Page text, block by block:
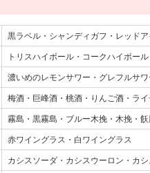
黒ラベル・シャンディガフ・レッド
トリスハイボール・コークハイボー
濃いめのレモンサワー・グレフルサ
梅酒・巨峰酒・桃酒・りんご酒・ラ
霧島・黒霧島・ブルー木挽・木挽・
赤ワイングラス・白ワイングラス
カシスソーダ・カシスウーロン・カ